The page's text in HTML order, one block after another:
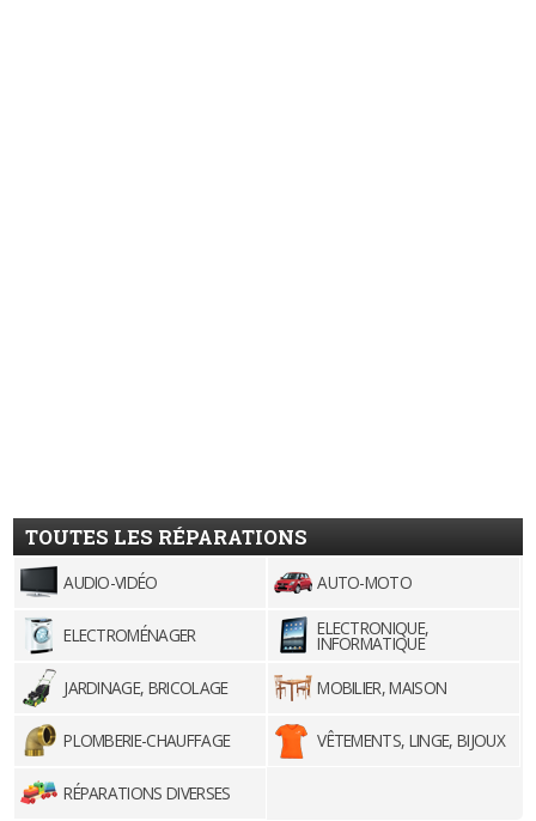
TOUTES LES RÉPARATIONS
AUDIO-VIDÉO AUTO-MOTO
ELECTROMÉNAGER ELECTRONIQUE,
INFORMATIQUE
JARDINAGE, BRICOLAGE
MOBILIER, MAISON
PLOMBERIE-CHAUFFAGE VÊTEMENTS, LINGE, BIJOUX
RÉPARATIONS DIVERSES